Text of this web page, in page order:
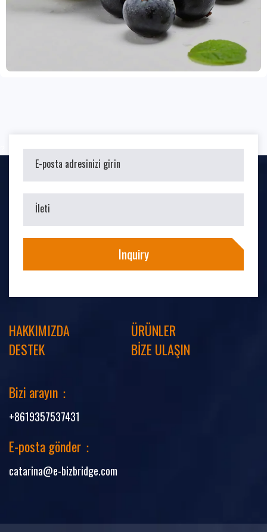
suyu, reçel ve dondurulmuş tatlılar dahil olmak üzere çeşitli
işleme senaryoları için uygundur. Küçük parti deneme
siparişlerini ve OEM özelleştirilmiş ambalajları destekliyor ve
istikrarlı ürün kalitesini sağlamak için uluslararası geçerliliği
olan test raporları ve tam süreçli -18°C soğuk zincir taşıma
garantisiyle donatılmış durumdayız. E-BizBridge, küresel
HAKKIMIZDA
ÜRÜNLER
DESTEK
BİZE ULAŞIN
Bizi arayın：
+8619357537431
E-posta gönder：
catarina@e-bizbridge.com